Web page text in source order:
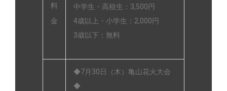
料
金
中学生・高校生：3,500円
4歳以上・小学生：2,000円
3歳以下：無料
◆7月30日（木）亀山花火大会
◆